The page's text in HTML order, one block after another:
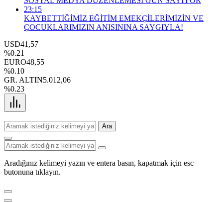
23:15
KAYBETTİĞİMİZ EĞİTİM EMEKÇİLERİMİZİN VE
ÇOCUKLARIMIZIN ANISININA SAYGIYLA!
USD41,57
%0.21
EURO48,55
%0.10
GR. ALTIN5.012,06
%0.23
Ara
Aradığınız kelimeyi yazın ve entera basın, kapatmak için esc
butonuna tıklayın.